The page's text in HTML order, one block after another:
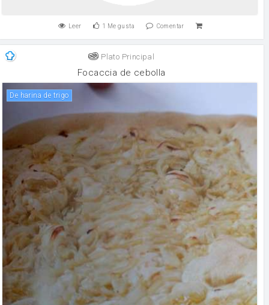
Leer 1 Me gusta Comentar
Plato Principal
Focaccia de cebolla
De harina de trigo